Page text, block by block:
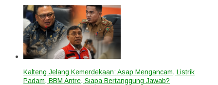
Kalteng Jelang Kemerdekaan: Asap Mengancam, Listrik
Padam, BBM Antre, Siapa Bertanggung Jawab?